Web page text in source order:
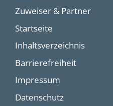
Zuweiser & Partner
Startseite
Inhaltsverzeichnis
Barrierefreiheit
Impressum
Datenschutz